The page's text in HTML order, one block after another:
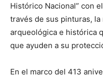
Histórico Nacional” con
través de sus pinturas,
arqueológica e histórica
que ayuden a su
En el marco del 413